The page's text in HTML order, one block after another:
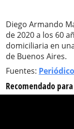
Diego Armando
de 2020 a los 60
domiciliaria en
de Buenos Aires.
Fuentes:
Recomendado